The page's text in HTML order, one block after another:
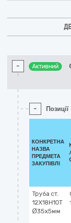
- Активний
- Позиції
КОНКРЕТНА
НАЗВА
ПРЕДМЕТА
ЗАКУПІВЛІ
Труба ст.
12Х18Н10Т
Ø35х5мм